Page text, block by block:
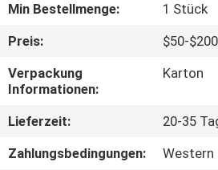
FABRIK-
AUSFLUG
TRETEN
Min Bestellmenge:
1 Stück
Preis:
$50-$200
Verpackung
Informationen:
Karton
Lieferzeit:
20-35
Zahlungsbedingungen:
Western